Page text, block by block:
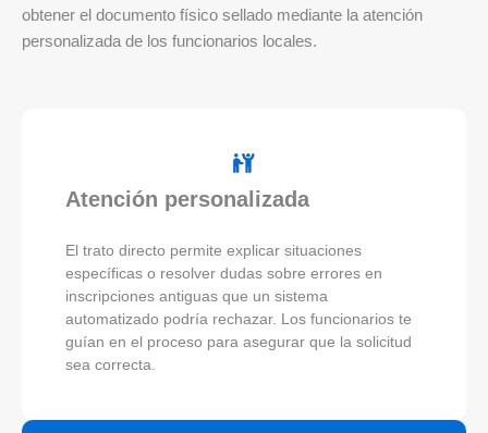
obtener el documento físico sellado mediante la atención
personalizada de los funcionarios locales.
Atención personalizada
El trato directo permite explicar situaciones
específicas o resolver dudas sobre errores en
inscripciones antiguas que un sistema
automatizado podría rechazar. Los funcionarios te
guían en el proceso para asegurar que la solicitud
sea correcta.